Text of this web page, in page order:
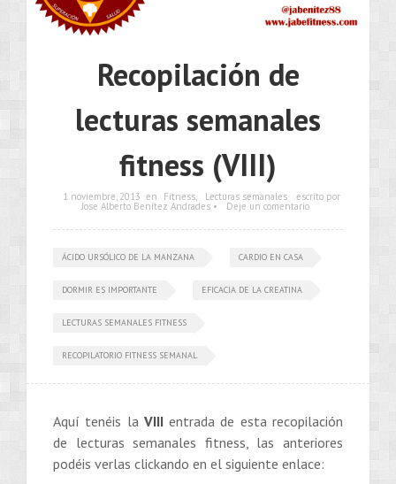
Recopilación de
lecturas semanales
fitness (VIII)
1 noviembre, 2013 en Fitness, Lecturas semanales escrito por
Jose Alberto Benítez Andrades • Deje un comentario
ÁCIDO URSÓLICO DE LA MANZANA CARDIO EN CASA
DORMIR ES IMPORTANTE EFICACIA DE LA CREATINA
LECTURAS SEMANALES FITNESS
RECOPILATORIO FITNESS SEMANAL
Aquí tenéis la VIIIentrada de esta recopilación
de lecturas semanales fitness, las anteriores
podéis verlas clickando en el siguiente enlace: